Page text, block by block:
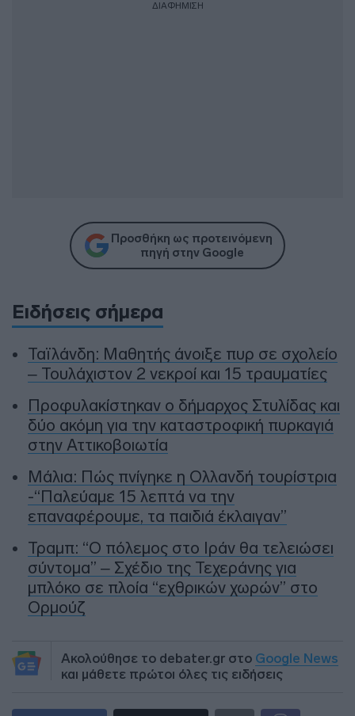
ΔΙΑΦΗΜΙΣΗ
Προσθήκη ως προτεινόμενη
πηγή στην Google
Ειδήσεις σήμερα
Ταϊλάνδη: Μαθητής άνοιξε πυρ σε σχολείο
– Τουλάχιστον 2 νεκροί και 15 τραυματίες
Προφυλακίστηκαν ο δήμαρχος Στυλίδας και
δύο ακόμη για την καταστροφική πυρκαγιά
στην Αττικοβοιωτία
Μάλια: Πώς πνίγηκε η Ολλανδή τουρίστρια
-“Παλεύαμε 15 λεπτά να την
επαναφέρουμε, τα παιδιά έκλαιγαν”
Τραμπ: “Ο πόλεμος στο Ιράν θα τελειώσει
σύντομα” – Σχέδιο της Τεχεράνης για
μπλόκο σε πλοία “εχθρικών χωρών” στο
Ορμούζ
Ακολούθησε το debater.gr στο Google News
και μάθετε πρώτοι όλες τις ειδήσεις